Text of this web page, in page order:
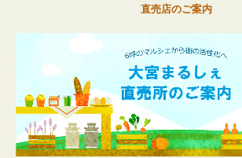
うどん・そば
はちみつ・ジャム
味噌
お菓子
直売店のご案内